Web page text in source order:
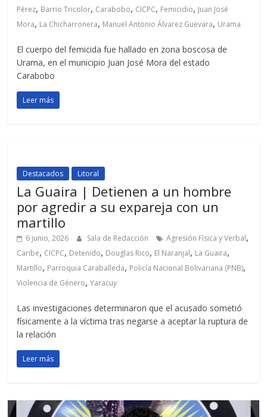
Pérez, Barrio Tricolor, Carabobo, CICPC, Femicidio, Juan José
Mora, La Chicharronera, Manuel Antonio Álvarez Guevara, Urama
El cuerpo del femicida fue hallado en zona boscosa de
Urama, en el municipio Juan José Mora del estado
Carabobo
Leer más
Destacados Litoral
La Guaira | Detienen a un hombre
por agredir a su expareja con un
martillo
6 junio, 2026 Sala de Redacción Agresión Física y Verbal,
Caribe, CICPC, Detenido, Douglas Rico, El Naranjal, La Guaira,
Martillo, Parroquia Caraballeda, Policía Nacional Bolivariana (PNB),
Violencia de Género,Yaracuy
Las investigaciones determinaron que el acusado sometió
físicamente a la víctima tras negarse a aceptar la ruptura de
la relación
Leer más